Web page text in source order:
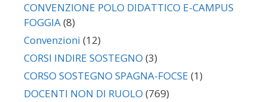
CONVENZIONE POLO DIDATTICO E-CAMPUS
FOGGIA(8)
Convenzioni (12)
CORSI INDIRE SOSTEGNO (3)
CORSO SOSTEGNO SPAGNA-FOCSE (1)
DOCENTI NON DI RUOLO (769)